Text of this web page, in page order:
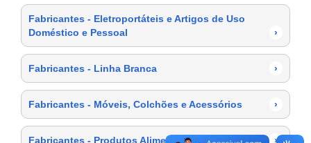
Fabricantes - Eletroportáteis e Artigos de Uso
Doméstico e Pessoal
›
Fabricantes - Linha Branca ›
Fabricantes - Móveis, Colchões e Acessórios ›
Fabricantes - Produtos Alimentícios ›